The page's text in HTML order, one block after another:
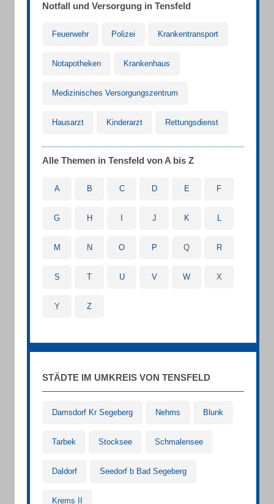
Notfall und Versorgung in Tensfeld
Feuerwehr Polizei Krankentransport
Notapotheken Krankenhaus
Medizinisches Versorgungszentrum
Hausarzt Kinderarzt Rettungsdienst
Alle Themen in Tensfeld von A bis Z
A B C D E F
G H J K L
M N O P Q R
S T U V W X
Y Z
STÄDTE IM UMKREIS VON TENSFELD
Damsdorf Kr Segeberg Nehms Blunk
Tarbek Stocksee Schmalensee
Daldorf Seedorf b Bad Segeberg
Krems II